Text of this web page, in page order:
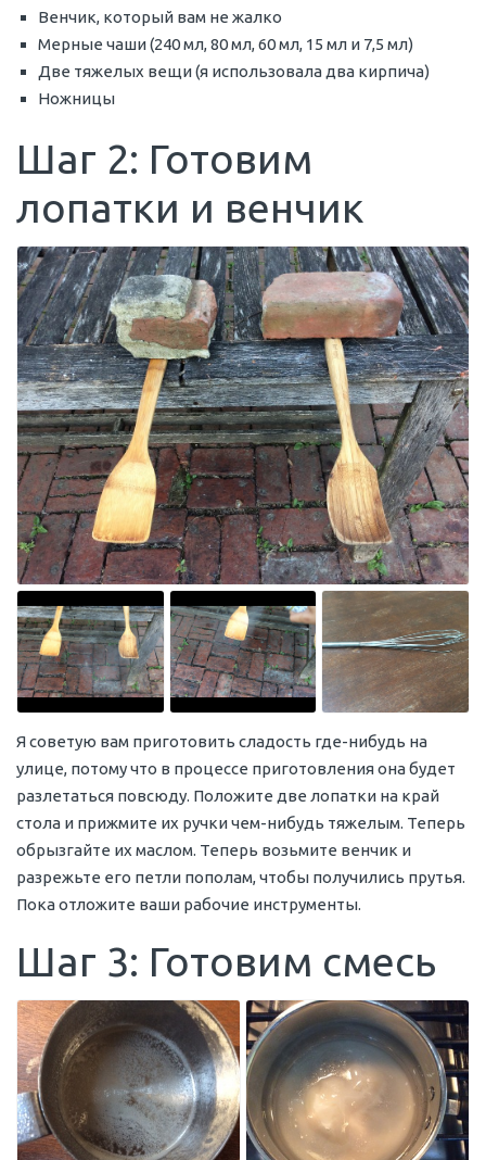
Венчик, который вам не жалко
Мерные чаши (240 мл, 80 мл, 60 мл, 15 мл и 7,5 мл)
Две тяжелых вещи (я использовала два кирпича)
Ножницы
Шаг 2: Готовим
лопатки и венчик
Я советую вам приготовить сладость где-нибудь на
улице, потому что в процессе приготовления она будет
разлетаться повсюду. Положите две лопатки на край
стола и прижмите их ручки чем-нибудь тяжелым. Теперь
обрызгайте их маслом. Теперь возьмите венчик и
разрежьте его петли пополам, чтобы получились прутья.
Пока отложите ваши рабочие инструменты.
Шаг 3: Готовим смесь